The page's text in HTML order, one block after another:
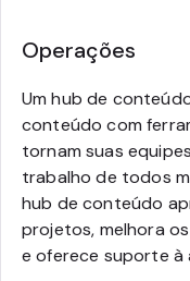
Operações
Um hub de
conteúdo com
tornam suas
trabalho de todos
hub de conteúdo
projetos, melhora
e oferece suporte